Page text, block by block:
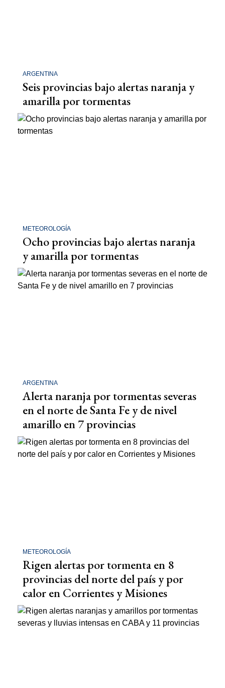
ARGENTINA
Seis provincias bajo alertas naranja y
amarilla por tormentas
METEOROLOGÍA
Ocho provincias bajo alertas naranja
y amarilla por tormentas
ARGENTINA
Alerta naranja por tormentas severas
en el norte de Santa Fe y de nivel
amarillo en 7 provincias
METEOROLOGÍA
Rigen alertas por tormenta en 8
provincias del norte del país y por
calor en Corrientes y Misiones